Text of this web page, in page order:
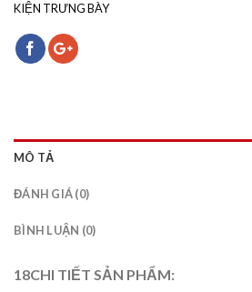
KIỆN TRƯNG BÀY
MÔ TẢ
ĐÁNH GIÁ (0)
BÌNH LUẬN (0)
18CHI TIẾT SẢN PHẨM: